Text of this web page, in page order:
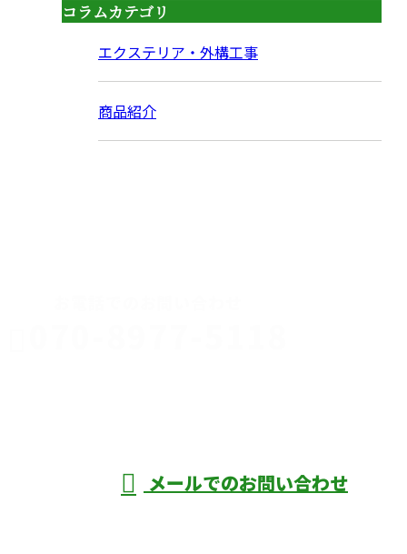
コラムカテゴリ
エクステリア・外構工事
商品紹介
メールでのお問い合わせ